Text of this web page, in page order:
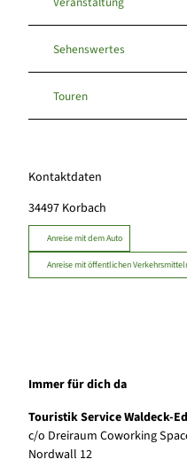
Sehenswertes
Touren
Kontaktdaten
34497 Korbach
Anreise mit dem Auto
Anreise mit öffentlichen
Immer für dich da
Touristik Service Waldeck-
c/o Dreiraum Coworking
Nordwall 12